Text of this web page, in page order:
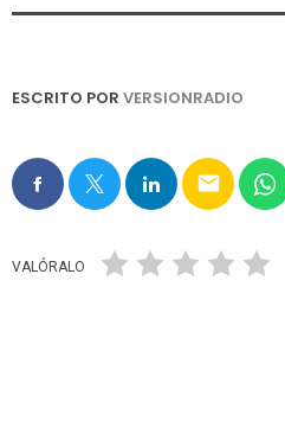
ESCRITO POR VERSIONRADIO
email
VALÓRALO